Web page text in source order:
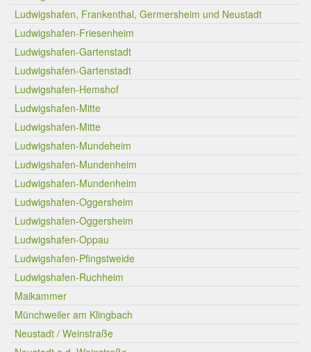
Ludwigshafen, Frankenthal, Germersheim und Neustadt
Ludwigshafen-Friesenheim
Ludwigshafen-Gartenstadt
Ludwigshafen-Gartenstadt
Ludwigshafen-Hemshof
Ludwigshafen-Mitte
Ludwigshafen-Mitte
Ludwigshafen-Mundeheim
Ludwigshafen-Mundenheim
Ludwigshafen-Mundenheim
Ludwigshafen-Oggersheim
Ludwigshafen-Oggersheim
Ludwigshafen-Oppau
Ludwigshafen-Pfingstweide
Ludwigshafen-Ruchheim
Maikammer
Münchweiler am Klingbach
Neustadt / Weinstraße